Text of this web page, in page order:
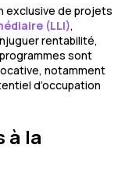
exclusive de projets
(LLI),
rentabilité,
sont
notamment
d’occupation
à la